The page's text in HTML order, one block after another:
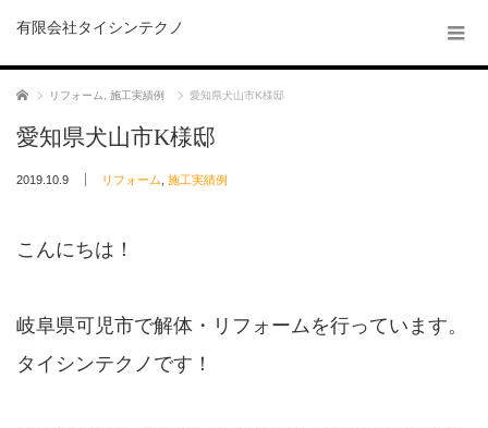
有限会社タイシンテクノ
ホーム リフォーム 施工実績例 愛知県犬山市K様邸
愛知県犬山市K様邸
2019.10.9 リフォーム 施工実績例
こんにちは！
岐阜県可児市で解体・リフォームを行っています。
タイシンテクノです！